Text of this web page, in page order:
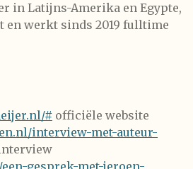
in Latijns-Amerika en Egypte,
en werkt sinds 2019 fulltime
# officiële website
interview-met-auteur-